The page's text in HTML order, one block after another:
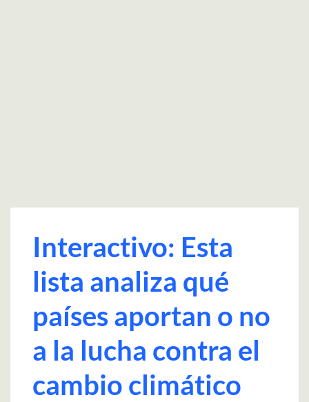
Interactivo: Esta
lista analiza qué
países aportan o no
a la lucha contra el
cambio climático